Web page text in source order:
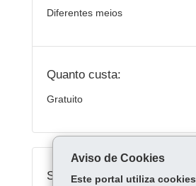
Diferentes meios
Quanto custa:
Gratuito
Serviços Relacionados:
Aviso de Cookies
Este portal utiliza cookies